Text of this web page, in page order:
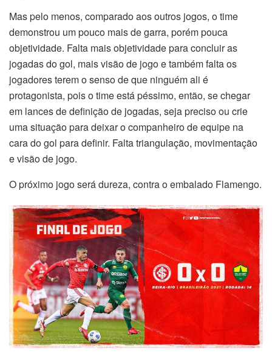
Mas pelo menos, comparado aos outros jogos, o time
demonstrou um pouco mais de garra, porém pouca
objetividade. Falta mais objetividade para concluir as
jogadas do gol, mais visão de jogo e também falta os
jogadores terem o senso de que ninguém ali é
protagonista, pois o time está péssimo, então, se chegar
em lances de definição de jogadas, seja preciso ou crie
uma situação para deixar o companheiro de equipe na
cara do gol para definir. Falta triangulação, movimentação
e visão de jogo.
O próximo jogo será dureza, contra o embalado Flamengo.